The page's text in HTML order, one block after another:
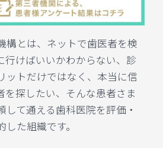
構とは、ネットで歯医者を検
行けばいいかわからない、診
ットだけではなく、本当に信
を探したい、そんな患者さま
して通える歯科医院を評価・
た組織です。